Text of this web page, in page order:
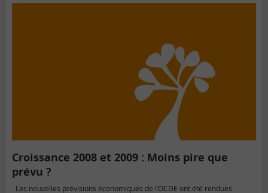
Croissance 2008 et 2009 : Moins pire que
prévu ?
Les nouvelles prévisions économiques de l’OCDE ont été rendues